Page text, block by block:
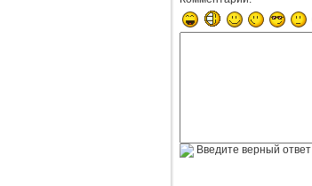
Введите верный ответ